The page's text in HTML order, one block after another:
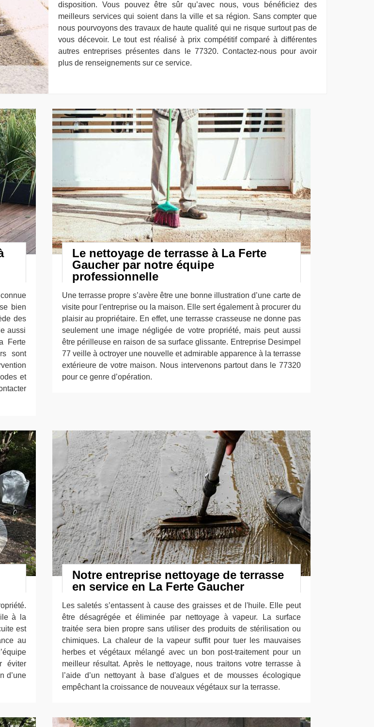
disposition. Vous pouvez être sûr qu’avec nous, vous bénéficiez des
meilleurs services qui soient dans la ville et sa région. Sans compter que
nous pourvoyons des travaux de haute qualité qui ne risque surtout pas de
vous décevoir. Le tout est réalisé à prix compétitif comparé à différentes
autres entreprises présentes dans le 77320. Contactez-nous pour avoir
plus de renseignements sur ce service.
bien
des
aussi
Ferte
sont
et
Le nettoyage de terrasse à La Ferte
Gaucher par notre équipe
professionnelle
Une terrasse propre s’avère être une bonne illustration d’une carte de
visite pour l'entreprise ou la maison. Elle sert également à procurer du
plaisir au propriétaire. En effet, une terrasse crasseuse ne donne pas
seulement une image négligée de votre propriété, mais peut aussi
être périlleuse en raison de sa surface glissante. Entreprise Desimpel
77 veille à octroyer une nouvelle et admirable apparence à la terrasse
extérieure de votre maison. Nous intervenons partout dans le 77320
pour ce genre d’opération.
à la
est
au
éviter
d’une
Notre entreprise nettoyage de terrasse
en service en La Ferte Gaucher
Les saletés s’entassent à cause des graisses et de l'huile. Elle peut
être désagrégée et éliminée par nettoyage à vapeur. La surface
traitée sera bien propre sans utiliser des produits de stérilisation ou
chimiques. La chaleur de la vapeur suffit pour tuer les mauvaises
herbes et végétaux mélangé avec un bon post-traitement pour un
meilleur résultat. Après le nettoyage, nous traitons votre terrasse à
l’aide d’un nettoyant à base d'algues et de mousses écologique
empêchant la croissance de nouveaux végétaux sur la terrasse.